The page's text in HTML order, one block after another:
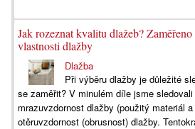
Jak rozeznat kvalitu dlažeb?
vlastnosti dlažby
Dlažba
Při výběru dlažby je důležité
se zaměřit? V minulém díle jsme
mrazuvzdornost dlažby (použitý materiál
otěruvzdornost (obrusnost) dlažby.